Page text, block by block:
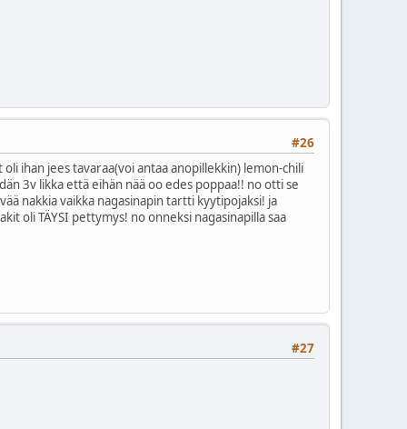
#26
ihan jees tavaraa(voi antaa anopillekkin) lemon-chili
3v likka että eihän nää oo edes poppaa!! no otti se
nakkia vaikka nagasinapin tartti kyytipojaksi! ja
oli TÄYSI pettymys! no onneksi nagasinapilla saa
#27